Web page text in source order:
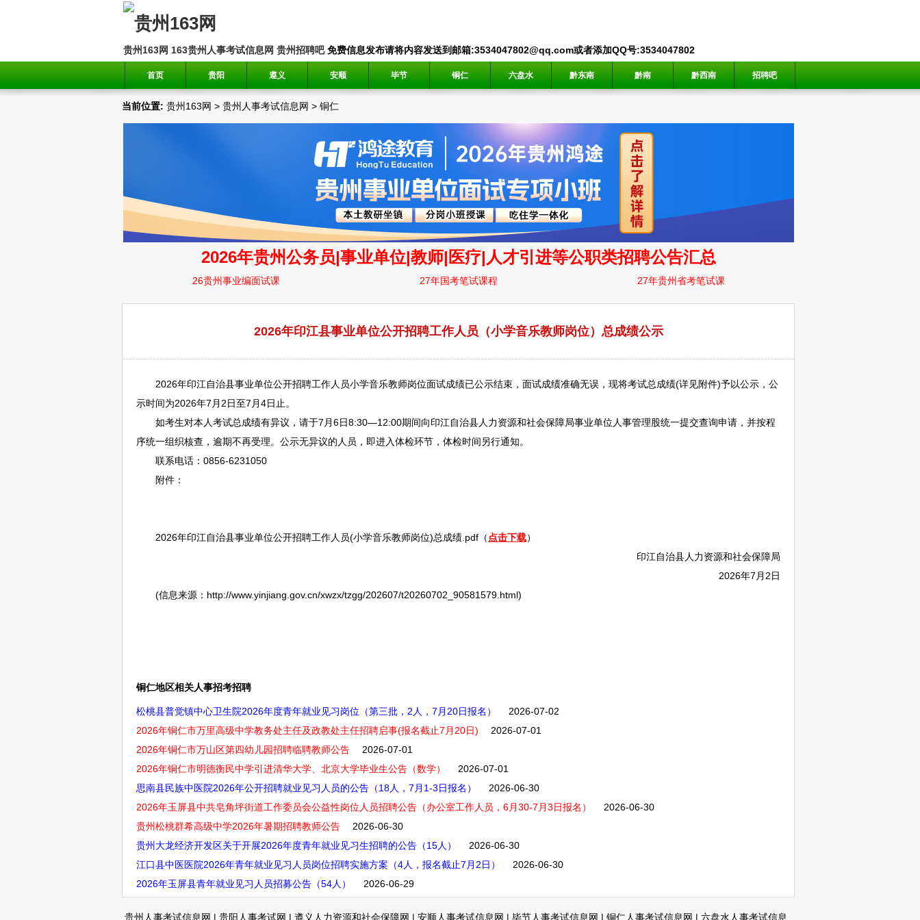
贵州163网 163贵州人事考试信息网 贵州招聘吧免费信息发布请将内容发送到邮箱:3534047802@qq.com或者添加QQ号:3534047802
首页 贵阳 遵义 安顺 毕节 铜仁 六盘水 黔东南 黔南 黔西南 招聘吧
当前位置: 贵州163网 > 贵州人事考试信息网 > 铜仁
2026年印江县事业单位公开招聘工作人员（小学音乐教师岗位）总成绩公示
2026年印江自治县事业单位公开招聘工作人员小学音乐教师岗位面试成绩已公示结束，面试成绩准确无误，现将考试总成绩(详见附件)予以公示，公
示时间为2026年7月2日至7月4日止。
如考生对本人考试总成绩有异议，请于7月6日8:30—12:00期间向印江自治县人力资源和社会保障局事业单位 人事管理股统一提交查询申请，并按程
序统一组织核查，逾期不再受理。公示无异议的人员，即进入体检环节，体检时间另行通知。
联系电话：0856-6231050
附件：
2026年印江自治县事业单位公开招聘工作人员(小学音乐教师岗位)总成绩.pdf（ 点击下载）
印江自治县人力资源和社会保障局
2026年7月2日
(信息来源：http://www.yinjiang.gov.cn/xwzx/tzgg/202607/t20260702_90581579.html)
铜仁地区相关人事招考招聘
松桃县普觉镇中心卫生院2026年度青年就业见习岗位（第三批，2人，7月20日报名）
2026-07-02
2026年铜仁市万里高级中学教务处主任及政教处主任招聘启事(报名截止7月20日)
2026-07-01
2026年铜仁市万山区第四幼儿园招聘临聘教师公告
2026-07-01
2026年铜仁市明德衡民中学引进清华大学、北京大学毕业生公告（数学）
2026-07-01
思南县民族中医院2026年公开招聘就业见习人员的公告（18人，7月1-3日报名）
2026-06-30
2026年玉屏县中共皂角坪街道工作委员会公益性岗位人员招聘公告（办公室工作人员，6月30-7月3日报名）
2026-06-30
贵州松桃群希高级中学2026年暑期招聘教师公告
2026-06-30
贵州大龙经济开发区关于开展2026年度青年就业见习生招聘的公告（15人）
2026-06-30
江口县中医医院2026年青年就业见习人员岗位招聘实施方案（4人，报名截止7月2日）
2026-06-30
2026年玉屏县青年就业见习人员招募公告（54人）
2026-06-29
贵州人事考试信息网 | 贵阳人事考试网 | 遵义人力资源和社会保障网 | 安顺人事考试信息网 | 毕节人事考试信息网 | 铜仁人事考试信息网 | 六盘水人事考试信息